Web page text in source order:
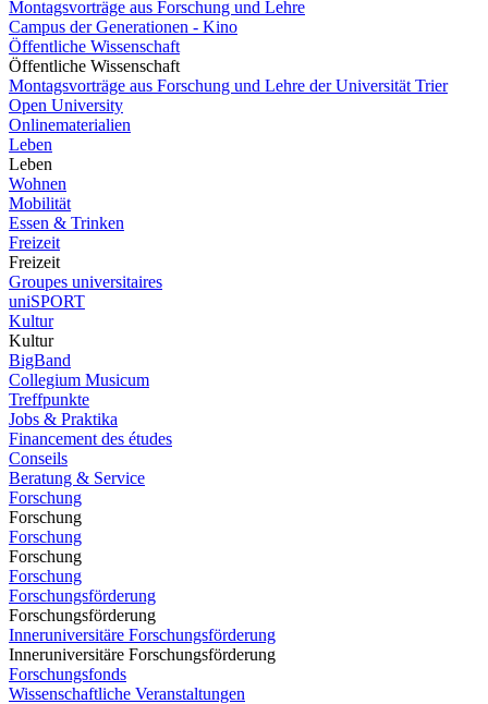
Montagsvorträge aus Forschung und Lehre
Campus der Generationen - Kino
Öffentliche Wissenschaft
Öffentliche Wissenschaft
Montagsvorträge aus Forschung und Lehre der Universität Trier
Open University
Onlinematerialien
Leben
Leben
Wohnen
Mobilität
Essen & Trinken
Freizeit
Freizeit
Groupes universitaires
uniSPORT
Kultur
Kultur
BigBand
Collegium Musicum
Treffpunkte
Jobs & Praktika
Financement des études
Conseils
Beratung & Service
Forschung
Forschung
Forschung
Forschung
Forschung
Forschungsförderung
Forschungsförderung
Inneruniversitäre Forschungsförderung
Inneruniversitäre Forschungsförderung
Forschungsfonds
Wissenschaftliche Veranstaltungen